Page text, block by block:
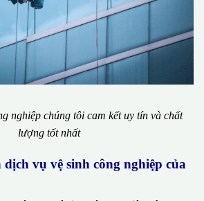
nghiệp chúng tôi cam kết uy tín và chất
lượng tốt nhất
dịch vụ vệ sinh công nghiệp của